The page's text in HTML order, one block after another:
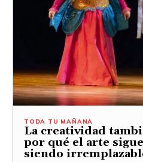
TODA TU MAÑANA
La creatividad
por qué el arte sigue
siendo